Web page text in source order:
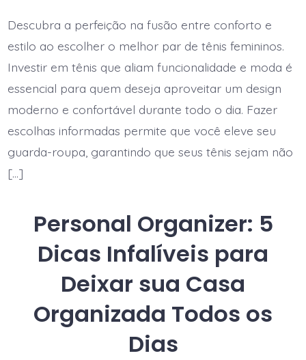
Descubra a perfeição na fusão entre conforto e
estilo ao escolher o melhor par de tênis femininos.
Investir em tênis que aliam funcionalidade e moda é
essencial para quem deseja aproveitar um design
moderno e confortável durante todo o dia. Fazer
escolhas informadas permite que você eleve seu
guarda-roupa, garantindo que seus tênis sejam não
[…]
Personal Organizer: 5
Dicas Infalíveis para
Deixar sua Casa
Organizada Todos os
Dias